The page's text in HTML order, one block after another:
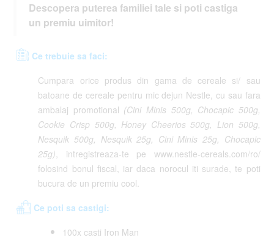
Descopera puterea familiei tale si poti castiga
un premiu uimitor!
Ce trebuie sa faci:
Cumpara orice produs din gama de cereale si/ sau
batoane de cereale pentru mic dejun Nestle, cu sau fara
ambalaj promotional(Cini Minis 500g, Chocapic 500g,
Cookie Crisp 500g, Honey Cheerios 500g, Lion 500g,
Nesquik 500g, Nesquik 25g, Cini Minis 25g, Chocapic
25g), intregistreaza-te pe www.nestle-cereals.com/ro/
folosind bonul fiscal, iar daca norocul iti surade, te poti
bucura de un premiu cool.
Ce poti sa castigi:
100x casti Iron Man